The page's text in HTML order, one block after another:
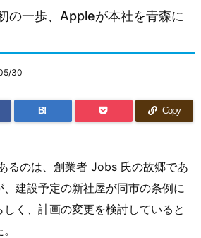
の一歩、Appleが本社を青森に
30
B! Copy
るのは、創業者 Jobs 氏の故郷であ
建設予定の新社屋が同市の条例に
く、計画の変更を検討していると